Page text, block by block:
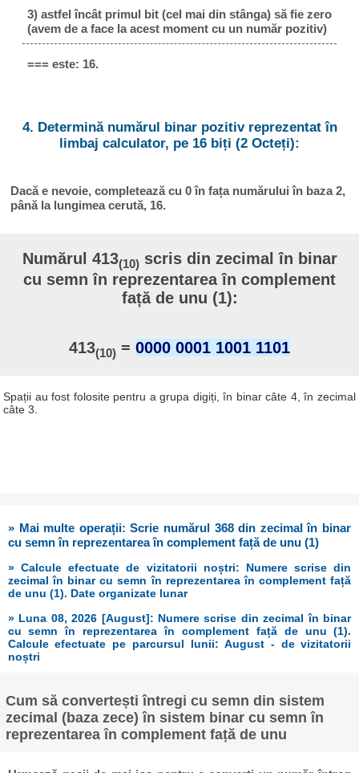
3) astfel încât primul bit (cel mai din stânga) să fie zero
(avem de a face la acest moment cu un număr pozitiv)
=== este: 16.
4. Determină numărul binar pozitiv reprezentat în
limbaj calculator, pe 16 biți (2 Octeți):
Dacă e nevoie, completează cu 0 în fața numărului în baza 2,
până la lungimea cerută, 16.
Numărul 413(10) scris din zecimal în binar
cu semn în reprezentarea în complement
față de unu (1):
413(10) = 0000 0001 1001 1101
Spații au fost folosite pentru a grupa digiți, în binar câte 4, în zecimal
câte 3.
» Mai multe operații: Scrie numărul 368 din zecimal în binar
cu semn în reprezentarea în complement față de unu (1)
» Calcule efectuate de vizitatorii noștri: Numere scrise din
zecimal în binar cu semn în reprezentarea în complement față
de unu (1). Date organizate lunar
» Luna 08, 2026 [August]: Numere scrise din zecimal în binar
cu semn în reprezentarea în complement față de unu (1).
Calcule efectuate pe parcursul lunii: August - de vizitatorii
noștri
Cum să convertești întregi cu semn din sistem
zecimal (baza zece) în sistem binar cu semn în
reprezentarea în complement față de unu